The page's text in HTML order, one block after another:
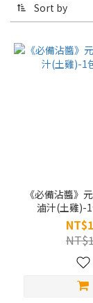
Sort by
《必備沾醬》
滷汁(土雞)-